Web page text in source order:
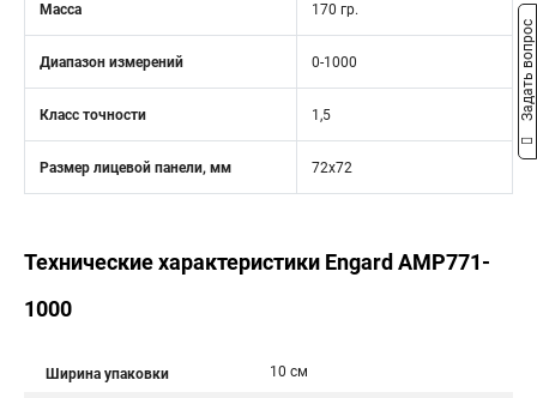
Масса 170 гр.
Диапазон измерений 0-1000
Класс точности 1,5
Размер лицевой панели, мм 72x72
Технические характеристики Engard AMP771-
1000
Ширина упаковки 10 см
Задать вопрос